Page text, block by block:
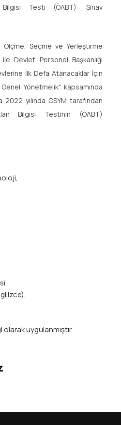
Testi (ÖABT): Sınav
Ölçme, Seçme ve Yerleştirme
ile Devlet Personel Başkanlığı
İlk Defa Atanacaklar İçin
Genel Yönetmelik" kapsamında
yılında ÖSYM tarafından
Bilgisi Testinin (ÖABT)
uygulanmıştır.